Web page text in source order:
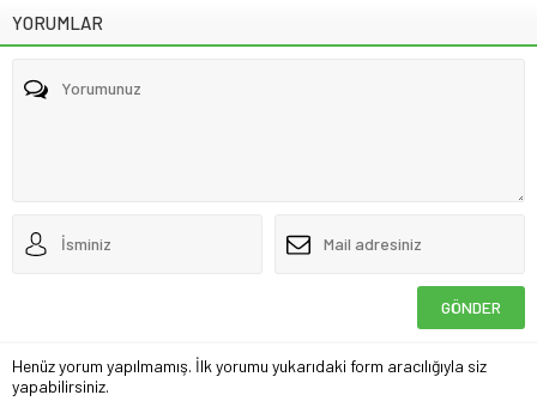
YORUMLAR
Henüz yorum yapılmamış. İlk yorumu yukarıdaki form aracılığıyla siz
yapabilirsiniz.